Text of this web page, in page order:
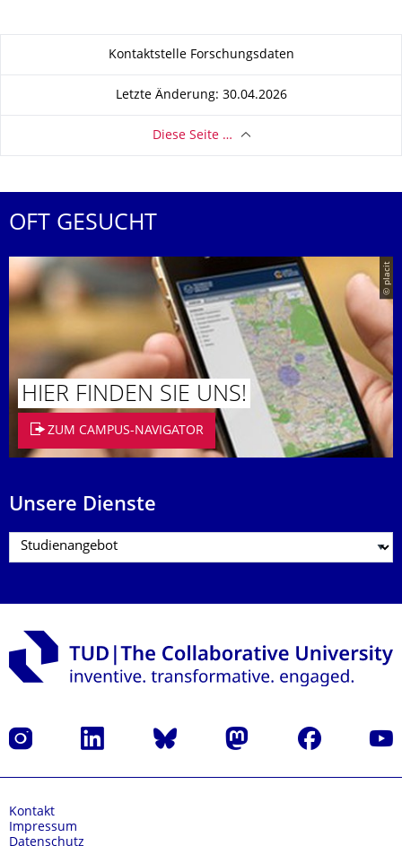
Zu dieser SeiteKontaktstelle Forschungsdaten
Letzte Änderung: 30.04.2026
Diese Seite …
OFT GESUCHT
© placit
HIER FINDEN SIE UNS!
ZUM CAMPUS-NAVIGATOR
Unsere Dienste
Instagram LinkedIn Bluesky Mastodon Facebook
Kontakt
Impressum
Datenschutz